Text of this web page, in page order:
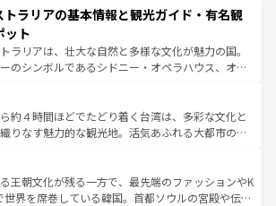
ーオーリンズでは、音楽と美食が融合した独特の
力。旅行者はアメリカの各地域で異なる魅力を楽
ら、その多様性と豊かな歴史を感じることができ
。車でのロードトリップや列車の旅も、アメリカ
見逃せない。また、定番の観光地といえばオアフ
静かな自然を求めるならマウイ島やカウアイ島が
。エメラルドグリーンに輝く海をはじめ、豊かな
史が息づいている。「アロハスピリット」と呼ば
いしいローカルフードやハワイアンミュージッ
的なフラダンスなど、すべてがハワイの魅力を彩
。訪れるたびに新しい発見と感動が待っているハ
ンツ一覧
トラリアの基本情報と観光ガイド・有名観
ット
ラリアは、壮大な自然と多様な文化が魅力の国。
のシンボルであるシドニー・オペラハウス、オー
フや大陸中央部にそびえるウルル（エアーズロッ
スマニアの美しい原生林やケアンズの熱帯雨林な
ころがたくさん。また、カフェやワイン、オージ
クティビティも充実しており、サーフィンやダイ
ハイキングなど、アウトドア好きにはたまらな
ストラリアの多彩な魅力を存分に味わいつくそ
約４時間ほどでたどり着く台湾は、多彩な文化と
りなす魅力的な観光地。活気あふれる大都市の台
ひつな山岳地帯である台湾東部など、都市の喧騒
静けさが共存しており、訪れる人に新しい発見と
たらしてくれる。また、奥深い台湾の食文化も魅
王朝文化が残る一方で、最先端のファッションやK
世界を席巻している韓国。首都ソウルの宮殿や伝統